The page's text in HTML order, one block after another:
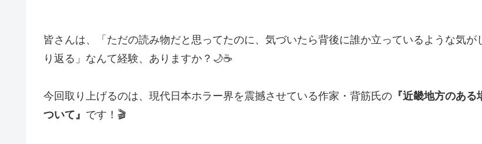
皆さんは、「ただの読み物だと思ってたのに、気づいたら背後に誰か立っているような気が
り返る」なんて経験、ありますか？🌙☕
今回取り上げるのは、現代日本ホラー界を震撼させている作家・背筋氏の 『近畿地方のある
ついて』 です！🎬